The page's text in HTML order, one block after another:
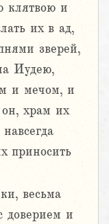
клятвою и
их в ад,
зверей,
Иудею,
и мечом, и
храм их
приносить
весьма
доверием и